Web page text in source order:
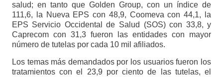
salud; en tanto que Golden Group, con un índice de
111,6, la Nueva EPS con 48,9, Coomeva con 44,1, la
EPS Servicio Occidental de Salud (SOS) con 33,8, y
Caprecom con 31,3 fueron las entidades con mayor
número de tutelas por cada 10 mil afiliados.
Los temas más demandados por los usuarios fueron los
tratamientos con el 23,9 por ciento de las tutelas, el